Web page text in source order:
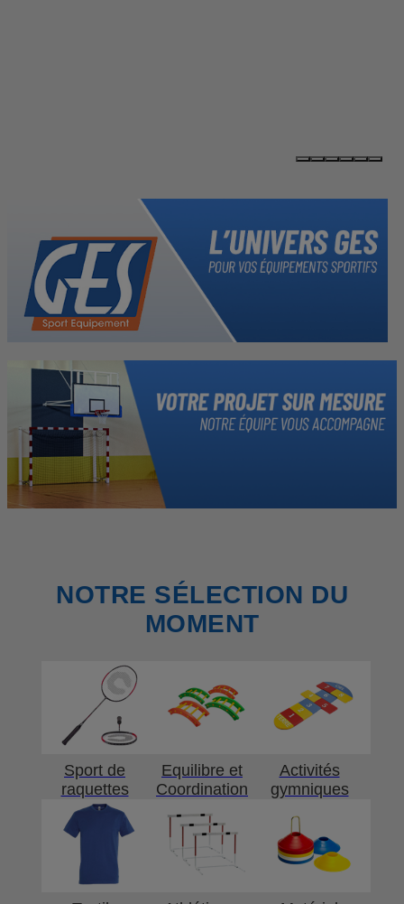
NOTRE SÉLECTION DU
MOMENT
Sport de
raquettes
Equilibre et
Coordination
Activités
gymniques